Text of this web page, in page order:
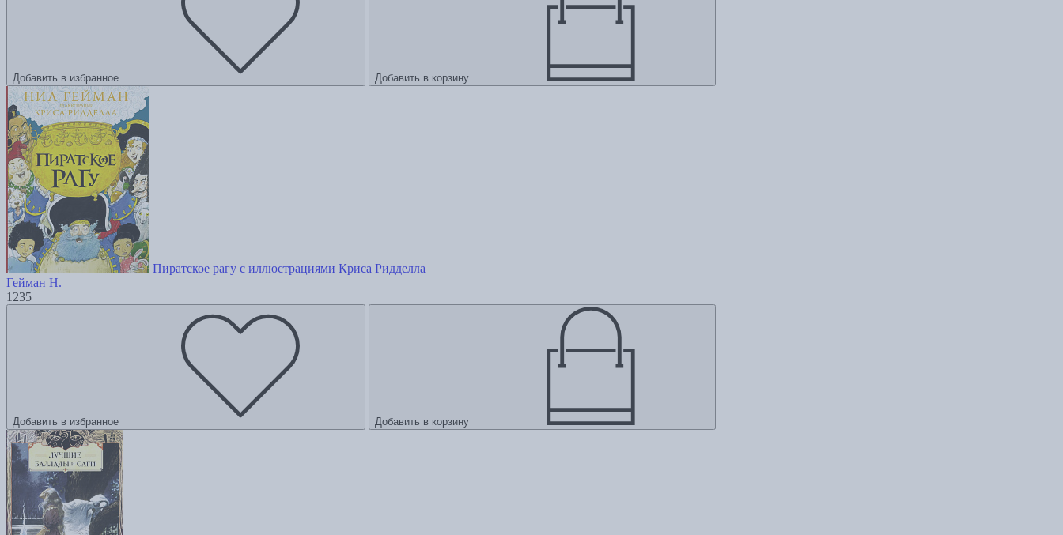
Добавить в избранное Добавить в корзину
Пиратское рагу с иллюстрациями Криса Ридделла
Гейман Н.
1235
Добавить в избранное Добавить в корзину